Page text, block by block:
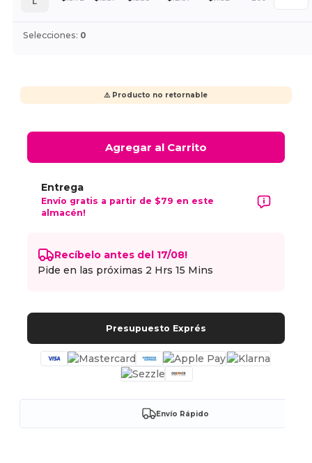
Selecciones: 0
⚠️ Producto no retornable
Agregar al Carrito
Entrega
Envío gratis a partir de $79 en este
almacén!
Recíbelo antes del 17/08!
Pide en las próximas 2 Hrs 15 Mins
Presupuesto Exprés
Envío Rápido